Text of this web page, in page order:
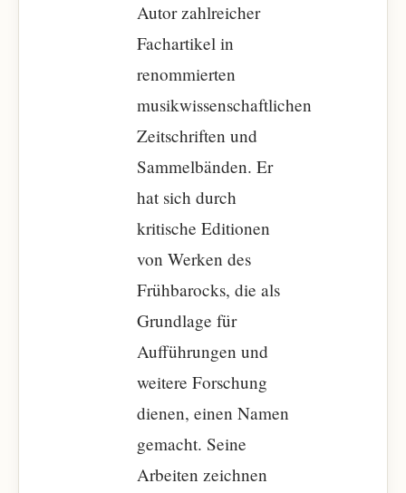
Autor zahlreicher
Fachartikel in
renommierten
musikwissenschaftlichen
Zeitschriften und
Sammelbänden. Er
hat sich durch
kritische Editionen
von Werken des
Frühbarocks, die als
Grundlage für
Aufführungen und
weitere Forschung
dienen, einen Namen
gemacht. Seine
Arbeiten zeichnen